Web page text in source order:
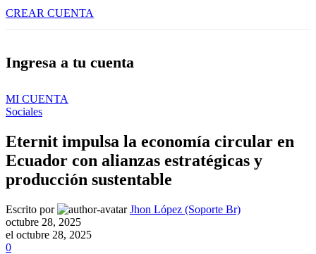
CREAR CUENTA
Ingresa a tu cuenta
MI CUENTA
Sociales
Eternit impulsa la economía circular en
Ecuador con alianzas estratégicas y
producción sustentable
Escrito por
Jhon López (Soporte Br)
octubre 28, 2025
el octubre 28, 2025
0